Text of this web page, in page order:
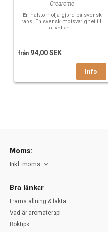
Crearome
En halvtorr olja gjord på svensk
raps. En svensk motsvarighet till
olivoljan ...
från 94,00 SEK
Moms:
Inkl. moms
Bra länkar
Framställning & fakta
Vad är aromaterapi
Boktips